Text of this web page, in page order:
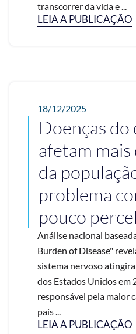
transcorrer da vida e ...
LEIA A PUBLICAÇÃO
18/12/2025
Doenças
afetam
da
problema
pouco
Análise nacional
Burden of Disease"
sistema nervoso
dos Estados Unidos em
responsável pela maior
país ...
LEIA A PUBLICAÇÃO